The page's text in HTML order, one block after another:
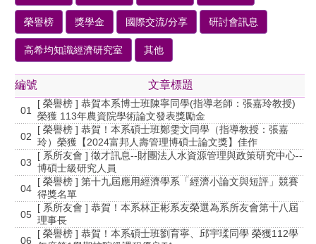
榮譽榜 獎學金 國際交流/分享 研討會訊息
高希均知識經濟研究室 其他
編號 文章標題
01
[ 榮譽榜 ] 恭賀本系博士班陳寧同學(指導老師：張嘉玲教授)
榮獲 113年農資院學術論文發表獎勵金
02
[ 榮譽榜 ] 恭賀！本系碩士班鄭雯文同學（指導教授：張嘉
玲）榮獲【2024富邦人壽管理博碩士論文獎】佳作
03
[ 系所友會 ] 徵才訊息--財團法人水資源管理與政策研究中心--
博碩士級研究人員
04
[ 榮譽榜 ] 第十九屆應用經濟學系「經濟小論文與短評」競賽
得獎名單
05
[ 系所友會 ] 恭賀！本系林正彬系友榮選為系所友會第十八屆
理事長
06
[ 榮譽榜 ] 恭賀！本系碩士班劉育寧、邱宇瑈同學 榮獲112學